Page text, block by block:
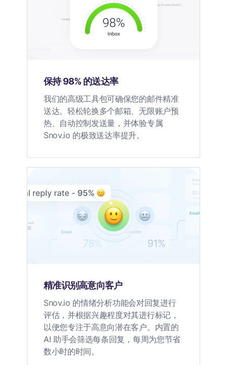
保持 98% 的送达率
我们的高级工具包可确保您的邮件精准
送达。轻松轮换多个邮箱、无限账户预
热、自动控制发送量，并体验专属
Snov.io 的极致送达率提升。
精准识别高意向客户
Snov.io 的情绪分析功能会对回复进行
评估，并根据兴趣程度对其进行标记，
以便您专注于高意向潜在客户。内置的
AI 助手会筛选每条回复，每周为您节省
数小时的时间。